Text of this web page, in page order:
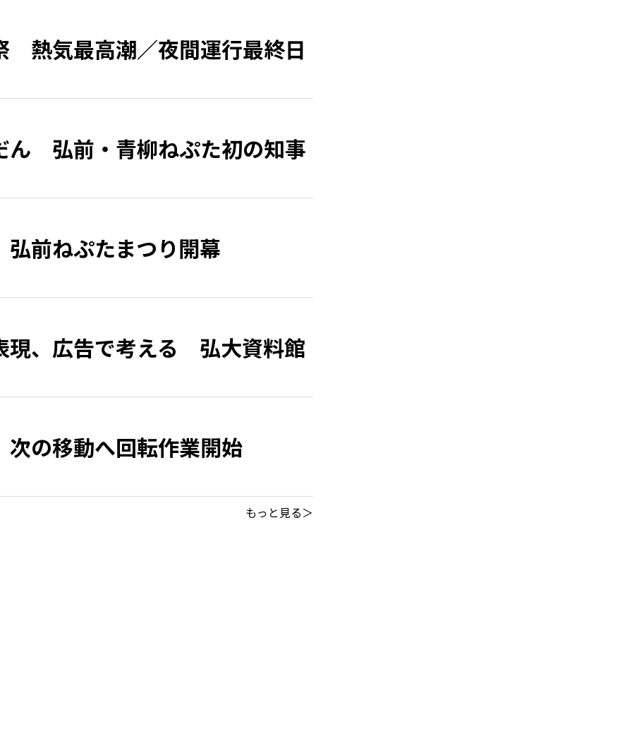
熱気最高潮／夜間運行最終日
ん 弘前・青柳ねぷた初の知事
弘前ねぷたまつり開幕
現、広告で考える 弘大資料館
の移動へ回転作業開始
もっと見る＞